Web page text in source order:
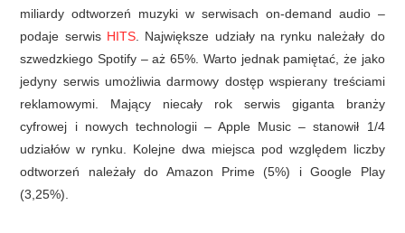
miliardy odtworzeń muzyki w serwisach on-demand audio –
podaje serwis HITS. Największe udziały na rynku należały do
szwedzkiego Spotify – aż 65%. Warto jednak pamiętać, że jako
jedyny serwis umożliwia darmowy dostęp wspierany treściami
reklamowymi. Mający niecały rok serwis giganta branży
cyfrowej i nowych technologii – Apple Music – stanowił 1/4
udziałów w rynku. Kolejne dwa miejsca pod względem liczby
odtworzeń należały do Amazon Prime (5%) i Google Play
(3,25%).